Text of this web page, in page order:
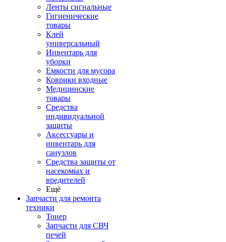
Ленты сигнальные
Гигиенические
товары
Клей
универсальный
Инвентарь для
уборки
Емкости для мусора
Коврики входные
Медицинские
товары
Средства
индивидуальной
защиты
Аксессуары и
инвентарь для
санузлов
Средства защиты от
насекомых и
вредителей
Ещё
Запчасти для ремонта
техники
Тонер
Запчасти для СВЧ
печей